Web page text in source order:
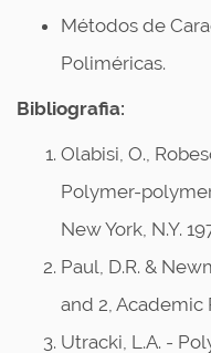
Métodos de
Poliméricas.
Bibliografia:
Olabisi, O.,
Polymer-
New York, N.Y.
Paul, D.R. &
and 2, Academic
Utracki, L.A. -